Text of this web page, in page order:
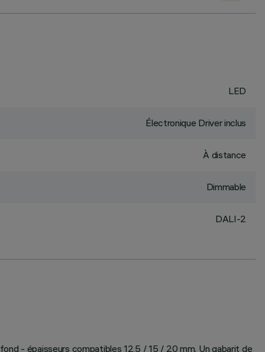
LED
Électronique Driver inclus
À distance
Dimmable
DALI-2
- épaisseurs compatibles 12,5 / 15 / 20 mm. Un gabarit de